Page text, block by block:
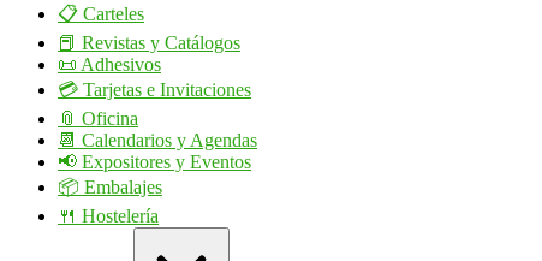
📋 Carteles
📕 Revistas y Catálogos
📜 Adhesivos
💳 Tarjetas e Invitaciones
📎 Oficina
📆 Calendarios y Agendas
📢 Expositores y Eventos
📦 Embalajes
🍴 Hostelería